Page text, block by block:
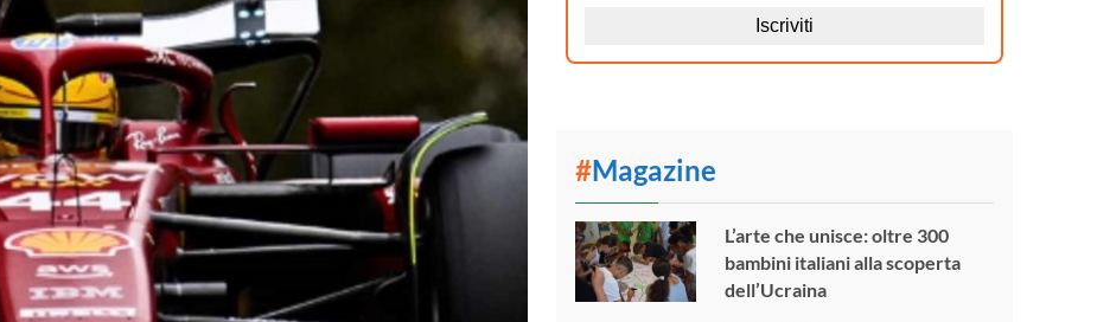
#Magazine
L’arte che unisce: oltre 300
bambini italiani alla scoperta
dell’Ucraina